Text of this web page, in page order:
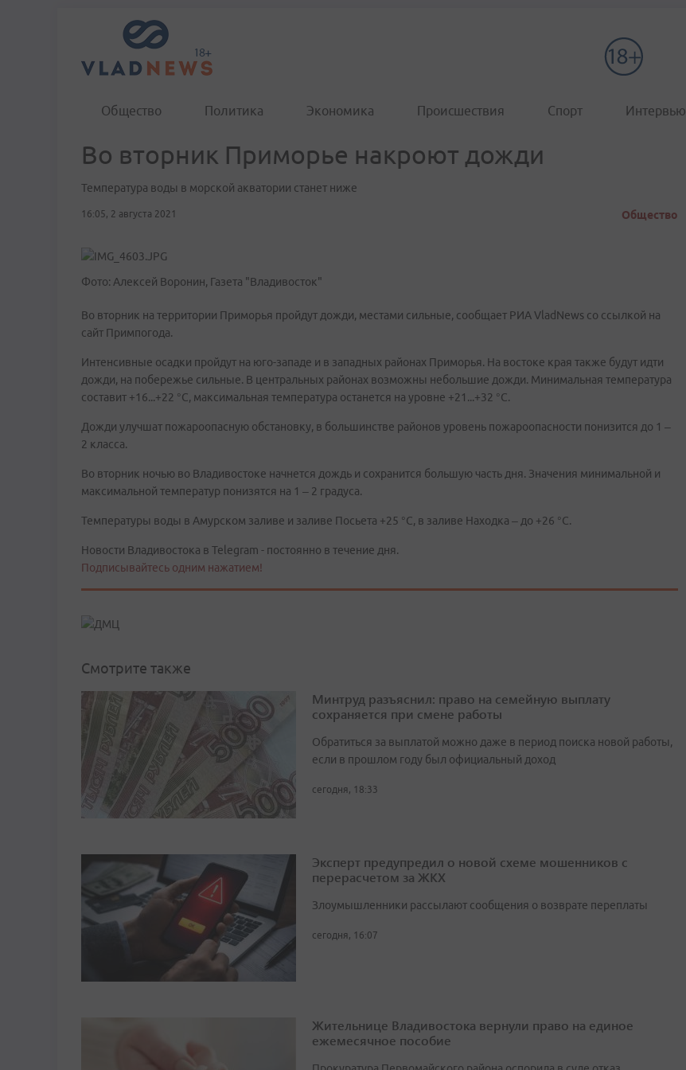
Общество Политика Экономика Происшествия Спорт Интервью
Во вторник Приморье накроют дожди
Температура воды в морской акватории станет ниже
16:05, 2 августа 2021 Общество
Фото: Алексей Воронин, Газета "Владивосток"
Во вторник на территории Приморья пройдут дожди, местами сильные, сообщает РИА VladNews со ссылкой на
сайт Примпогода.
Интенсивные осадки пройдут на юго-западе и в западных районах Приморья. На востоке края также будут идти
дожди, на побережье сильные. В центральных районах возможны небольшие дожди. Минимальная температура
составит +16...+22 °С, максимальная температура останется на уровне +21...+32 °С.
Дожди улучшат пожароопасную обстановку, в большинстве районов уровень пожароопасности понизится до 1 –
2 класса.
Во вторник ночью во Владивостоке начнется дождь и сохранится большую часть дня. Значения минимальной и
максимальной температур понизятся на 1 – 2 градуса.
Температуры воды в Амурском заливе и заливе Посьета +25 °С, в заливе Находка – до +26 °С.
Новости Владивостока в Telegram - постоянно в течение дня.
Подписывайтесь одним нажатием!
Смотрите также
Минтруд разъяснил: право на семейную выплату
сохраняется при смене работы
Обратиться за выплатой можно даже в период поиска новой работы,
если в прошлом году был официальный доход
сегодня, 18:33
Эксперт предупредил о новой схеме мошенников с
перерасчетом за ЖКХ
Злоумышленники рассылают сообщения о возврате переплаты
сегодня, 16:07
Жительнице Владивостока вернули право на единое
ежемесячное пособие